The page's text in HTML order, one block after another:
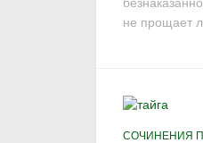
не прощает
СОЧИНЕНИЯ